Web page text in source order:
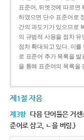
표준어, 뒤엣것에 따르면
하였으면 단수 표준어로
간의 과도기가 있으므로
의 규범적 사용을 점차 유
점차 확대되고 있다. 이
로 표준어 추가 목록을 발
을 통해 표준어의 목록을
제1절 자음
제3항 다음 단어들은 거
준어로 삼고, ㄴ을 버림.)